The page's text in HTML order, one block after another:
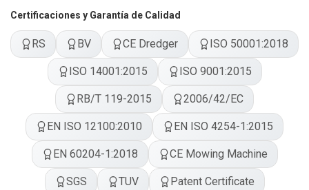
Certificaciones y Garantía de Calidad
RS BV CE Dredger ISO 50001:2018
ISO 14001:2015 ISO 9001:2015
RB/T 119-2015 2006/42/EC
EN ISO 12100:2010 EN ISO 4254-1:2015
EN 60204-1:2018 CE Mowing Machine
SGS TUV Patent Certificate